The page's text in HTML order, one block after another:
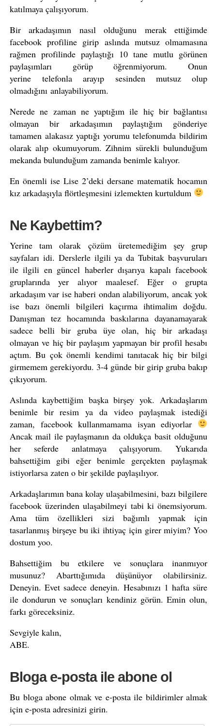
katılmaya çalışıyorum.
Bir arkadaşımın nasıl olduğunu merak ettiğimde
facebook profiline girip aslında mutsuz olmamasına
rağmen profilinde paylaştığı 10 tane mutlu görünen
paylaşımları görüp öğrenmiyorum. Onun
yerine telefonla arayıp sesinden mutsuz olup
olmadığını anlayabiliyorum.
Nerede ne zaman ne yaptığım ile hiç bir bağlantısı
olmayan bir arkadaşımın paylaştığım gönderiye
tamamen alakasız yaptığı yorumu telefonumda bildirim
olarak alıp okumuyorum. Zihnim sürekli bulunduğum
mekanda bulunduğum zamanda benimle kalıyor.
En önemli ise Lise 2’deki dersane matematik hocamın
kız arkadaşıyla flörtleşmesini izlemekten kurtuldum
Ne Kaybettim?
Yerine tam olarak çözüm üretemediğim şey grup
sayfaları idi. Derslerle ilgili ya da Tubitak başvuruları
ile ilgili en güncel haberler dışarıya kapalı facebook
gruplarında yer alıyor maalesef. Eğer o grupta
arkadaşım var ise haberi ondan alabiliyorum, ancak yok
ise bazı önemli bilgileri kaçırma ihtimalim doğdu.
Danışman tez hocamında baskılarına dayanamayarak
sadece belli bir gruba üye olan, hiç bir arkadaşı
olmayan ve hiç bir paylaşım yapmayan bir profil hesabı
açtım. Bu çok önemli kendimi tanıtacak hiç bir bilgi
girmemem gerekiyordu. 3-4 günde bir girip gruba bakıp
çıkıyorum.
Aslında kaybettiğim başka birşey yok. Arkadaşlarım
benimle bir resim ya da video paylaşmak istediği
zaman, facebook kullanmamama isyan ediyorlar
Ancak mail ile paylaşmanın da oldukça basit olduğunu
her seferde anlatmaya çalışıyorum. Yukarıda
bahsettiğim gibi eğer benimle gerçekten paylaşmak
istiyorlarsa zaten o bir şekilde paylaşılıyor.
Arkadaşlarımın bana kolay ulaşabilmesini, bazı bilgilere
facebook üzerinden ulaşabilmeyi tabi ki önemsiyorum.
Ama tüm özellikleri sizi bağımlı yapmak için
tasarlanmış birşeye bu iki ihtiyaç için girer miyim? Yoo
dostum yoo.
Bahsettiğim bu etkilere ve sonuçlara inanmıyor
musunuz? Abarttığımıda düşünüyor olabilirsiniz.
Deneyin. Evet sadece deneyin. Hesabınızı 1 hafta süre
ile dondurun ve sonuçları kendiniz görün. Emin olun,
farkı göreceksiniz.
Sevgiyle kalın,
ABE.
Bloga e-posta ile abone ol
Bu bloga abone olmak ve e-posta ile bildirimler almak
için e-posta adresinizi girin.